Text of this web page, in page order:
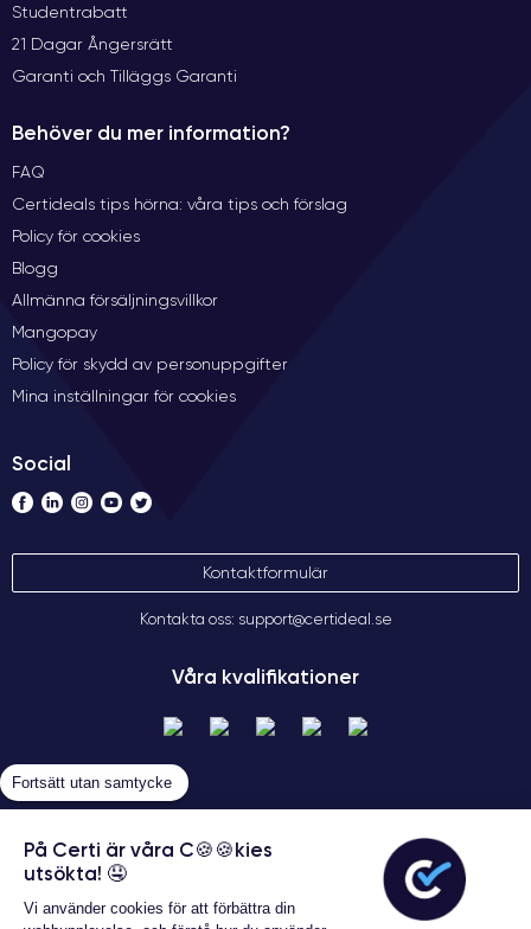
Studentrabatt
21 Dagar Ångersrätt
Garanti och Tilläggs Garanti
Behöver du mer information?
FAQ
Certideals tips hörna: våra tips och förslag
Policy för cookies
Blogg
Allmänna försäljningsvillkor
Mangopay
Policy för skydd av personuppgifter
Mina inställningar för cookies
Social
Kontaktformulär
Kontakta oss: support@certideal.se
Våra kvalifikationer
Allmänna försäljningsvillkor
Certideal © 2026 Alla rättigheter
Fortsätt utan samtycke
På Certi är våra C🍪🍪kies
utsökta! 🤤
Vi använder cookies för att förbättra din